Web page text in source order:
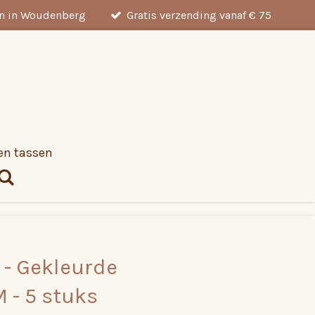
in Woudenberg Gratis verzending vanaf € 75
tassen
Gekleurde
- 5 stuks